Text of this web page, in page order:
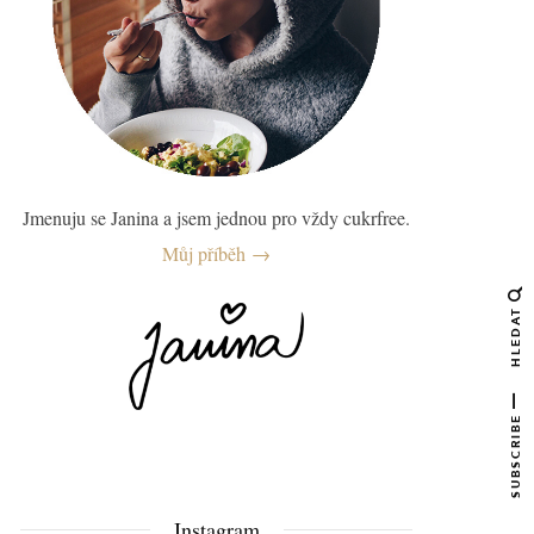
Jmenuju se Janina a jsem jednou pro vždy cukrfree.
Můj příběh →
HLEDAT
SUBSCRIBE